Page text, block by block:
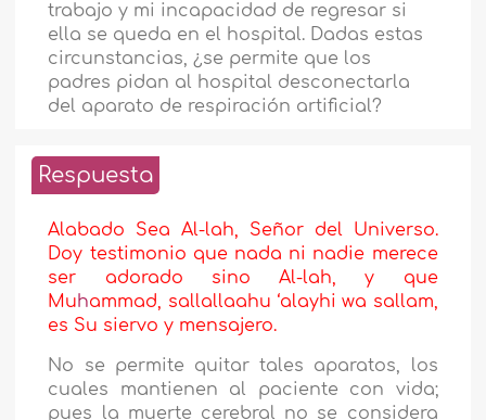
trabajo y mi incapacidad de regresar si
ella se queda en el hospital. Dadas estas
circunstancias, ¿se permite que los
padres pidan al hospital desconectarla
del aparato de respiración artificial?
Respuesta
Alabado Sea Al-lah, Señor del Universo.
Doy testimonio que nada ni nadie merece
ser adorado sino Al-lah, y que
Muhammad, sallallaahu ‘alayhi wa sallam,
es Su siervo y mensajero.
No se permite quitar tales aparatos, los
cuales mantienen al paciente con vida;
pues la muerte cerebral no se considera